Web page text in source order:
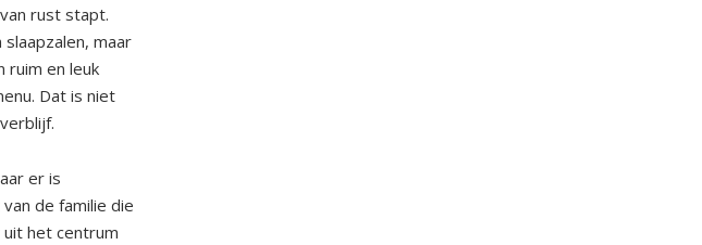
rust stapt.
maar
ruim en leuk
Dat is niet
er is
de familie die
uit het centrum